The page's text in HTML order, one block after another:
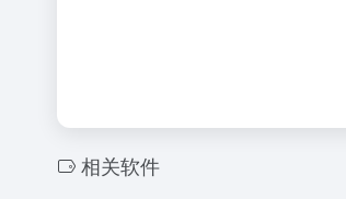
相关软件